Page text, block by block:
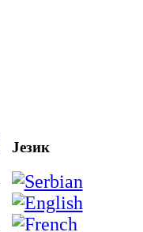
Језик